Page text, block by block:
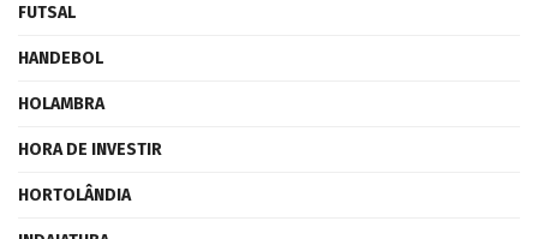
FUTSAL
HANDEBOL
HOLAMBRA
HORA DE INVESTIR
HORTOLÂNDIA